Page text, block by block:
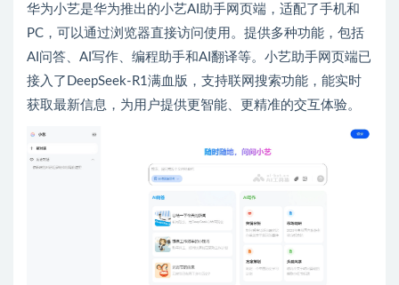
华为小艺是华为推出的小艺AI助手网页端，适配了手机和
PC，可以通过浏览器直接访问使用。提供多种功能，包括
AI问答、AI写作、编程助手和AI翻译等。小艺助手网页端已
接入了DeepSeek-R1满血版，支持联网搜索功能，能实时
获取最新信息，为用户提供更智能、更精准的交互体验。